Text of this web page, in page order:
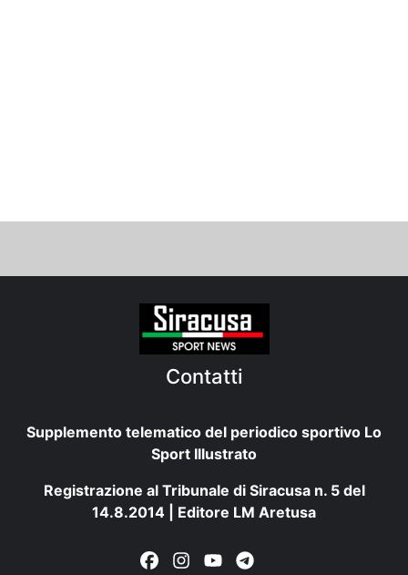
Contatti
Supplemento telematico del periodico sportivo Lo
Sport Illustrato
Registrazione al Tribunale di Siracusa n. 5 del
14.8.2014 | Editore LM Aretusa